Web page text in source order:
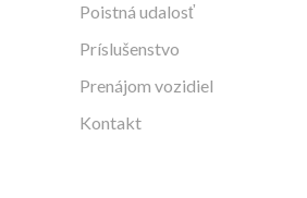
Poistná udalosť
Príslušenstvo
Prenájom vozidiel
Kontakt